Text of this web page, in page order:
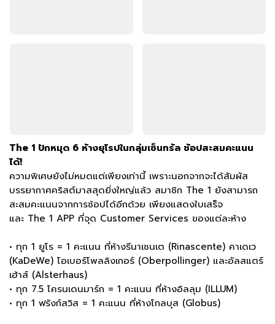
The 1 ปักหมุด 6 ห้างยุโรปในกลุ่มเซ็นทรัล ช้อปสะสมคะแนน
ได้!
ความพิเศษยังไม่หมดแต่เพียงเท่านี้ เพราะนอกจากจะได้สัมผัส
บรรยากาศคริสต์มาสสุดยิ่งใหญ่แล้ว สมาชิก The 1 ยังสามารถ
สะสมคะแนนจากการช้อปได้อีกด้วย เพียงแสดงใบเสร็จ
และ The 1 APP ที่จุด Customer Services ของแต่ละห้าง
• ทุก 1 ยูโร = 1 คะแนน ที่ห้างรีนาเชนเต (Rinascente) คาเดเว
(KaDeWe) โอเบอร์โพลลิงเกอร์ (Oberpollinger) และอัลสแตร์
เฮ้าส์ (Alsterhaus)
• ทุก 7.5 โครนเดนมาร์ก = 1 คะแนน ที่ห้างอิลลุม (ILLUM)
• ทุก 1 ฟรังก์สวิส = 1 คะแนน ที่ห้างโกลบุส (Globus)